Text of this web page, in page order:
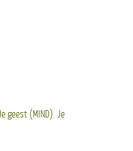
geest (MIND), Je